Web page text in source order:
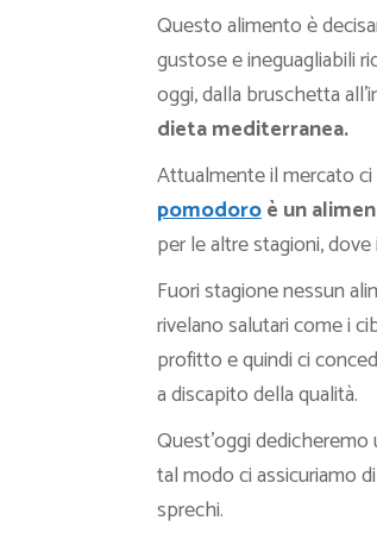
Questo alimento è
gustose e ineguagliabili
oggi, dalla bruschetta
dieta mediterranea.
Attualmente il mercato
pomodoroè un
per le altre stagioni,
Fuori stagione nessun
rivelano salutari come i
profitto e quindi ci
a discapito della qualità.
Quest’oggi
tal modo ci assicuriamo
sprechi.